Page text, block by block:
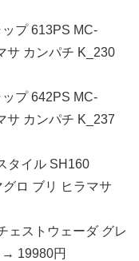
プ 613PS MC-
サ カンパチ K_230
プ 642PS MC-
サ カンパチ K_237
タイル SH160
ロ ブリ ヒラマサ
ェストウェーダ グレ
→ 19980円